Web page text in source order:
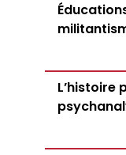
L’histoire